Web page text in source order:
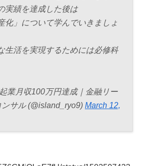
実績を達成した後は
化」について学んでいきましょ
生活を実現するためには必修科
業月収100万円達成｜金融リー
サル (@island_ryo9) March 12,